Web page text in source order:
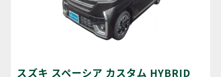
スズキ スペーシア カスタム HYBRID